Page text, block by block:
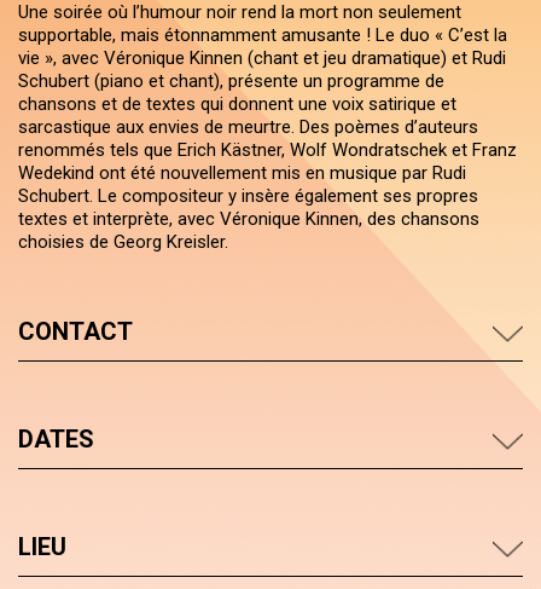
Une soirée où l’humour noir rend la mort non seulement
supportable, mais étonnamment amusante ! Le duo « C’est la
vie », avec Véronique Kinnen (chant et jeu dramatique) et Rudi
Schubert (piano et chant), présente un programme de
chansons et de textes qui donnent une voix satirique et
sarcastique aux envies de meurtre. Des poèmes d’auteurs
renommés tels que Erich Kästner, Wolf Wondratschek et Franz
Wedekind ont été nouvellement mis en musique par Rudi
Schubert. Le compositeur y insère également ses propres
textes et interprète, avec Véronique Kinnen, des chansons
choisies de Georg Kreisler.
CONTACT
DATES
LIEU